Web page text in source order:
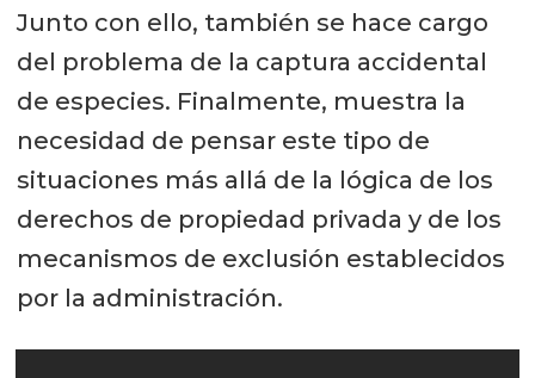
Junto con ello, también se hace cargo
del problema de la captura accidental
de especies. Finalmente, muestra la
necesidad de pensar este tipo de
situaciones más allá de la lógica de los
derechos de propiedad privada y de los
mecanismos de exclusión establecidos
por la administración.